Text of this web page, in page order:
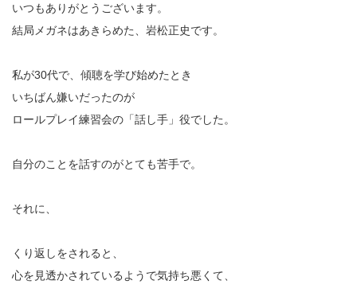
いつもありがとうございます。
結局メガネはあきらめた、岩松正史です。
私が30代で、傾聴を学び始めたとき
いちばん嫌いだったのが
ロールプレイ練習会の「話し手」役でした。
自分のことを話すのがとても苦手で。
それに、
くり返しをされると、
心を見透かされているようで気持ち悪くて、